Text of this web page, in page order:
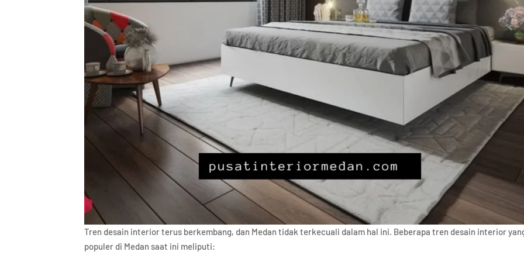
Tren desain interior terus berkembang, dan Medan tidak terkecuali dalam hal ini. Beberapa tren desain interior
populer di Medan saat ini meliputi: